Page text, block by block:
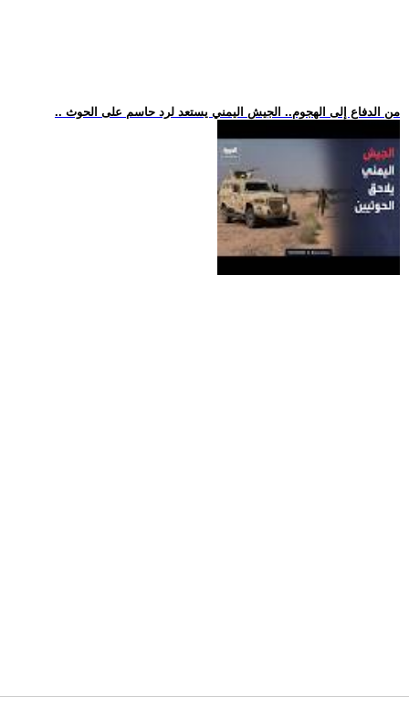
.. من الدفاع إلى الهجوم.. الجيش اليمني يستعد لرد حاسم على الحوث